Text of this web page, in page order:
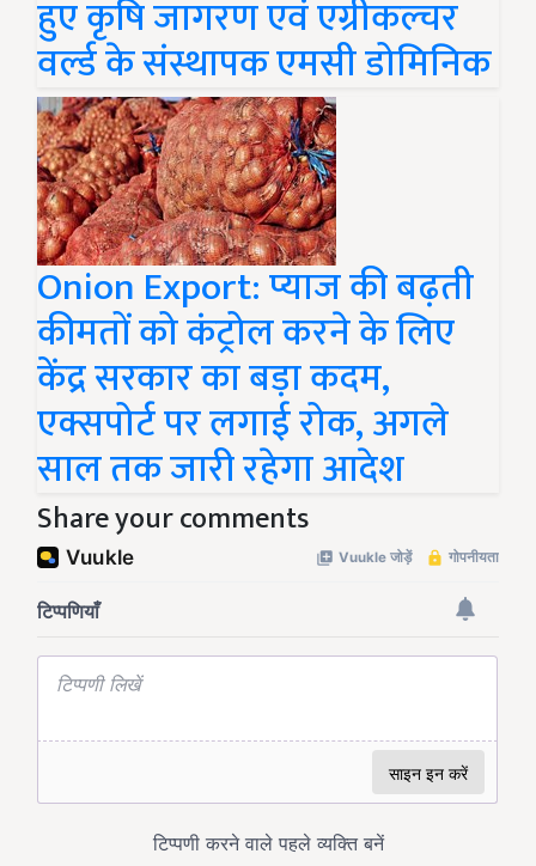
हुए कृषि जागरण एवं एग्रीकल्चर
वर्ल्ड के संस्थापक एमसी डोमिनिक
Onion Export: प्याज की बढ़ती
कीमतों को कंट्रोल करने के लिए
केंद्र सरकार का बड़ा कदम,
एक्सपोर्ट पर लगाई रोक, अगले
साल तक जारी रहेगा आदेश
Share your comments